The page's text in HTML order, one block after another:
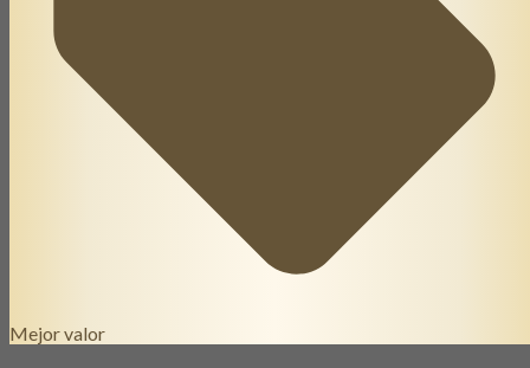
Mejor valor